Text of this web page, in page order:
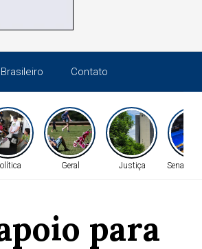
Contato
Geral Justiça Senado
para